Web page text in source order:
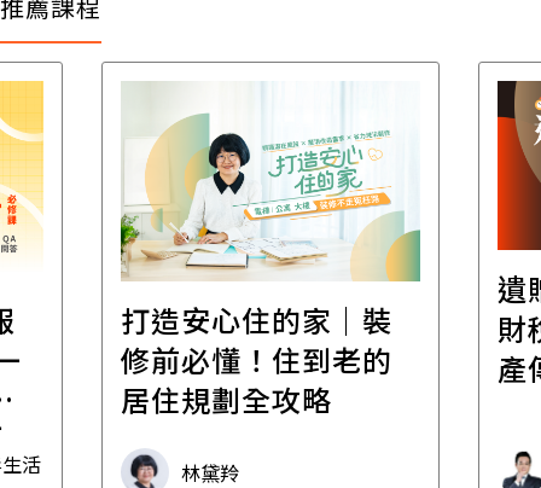
推薦課程
活
打造安心住的家｜裝
修前必懂！住到老的
居住規劃全攻略
林黛羚
遺
財
產